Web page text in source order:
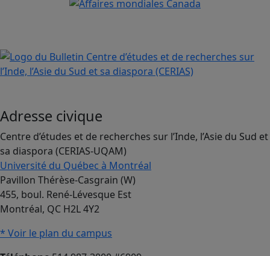
Adresse civique
Centre d’études et de recherches sur l’Inde, l’Asie du Sud et
sa diaspora (CERIAS-UQAM)
Université du Québec à Montréal
Pavillon Thérèse-Casgrain (W)
455, boul. René-Lévesque Est
Montréal, QC H2L 4Y2
* Voir le plan du campus